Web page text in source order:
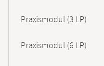
Praxismodul (3 LP)
Praxismodul (6 LP)